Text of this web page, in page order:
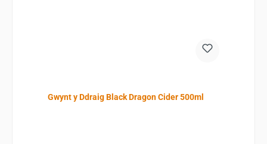
Gwynt y Ddraig Black Dragon Cider 500ml